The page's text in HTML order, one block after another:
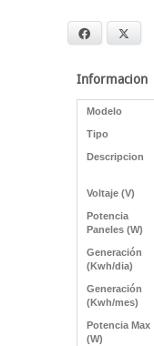
Facebook
Informacion
Modelo
Tipo
Descripcion
Voltaje (V)
Potencia
Paneles (W)
Generación
(Kwh/dia)
Generación
(Kwh/mes)
Potencia Max
(W)